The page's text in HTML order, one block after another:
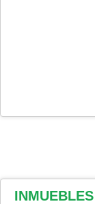
INMUEBLES